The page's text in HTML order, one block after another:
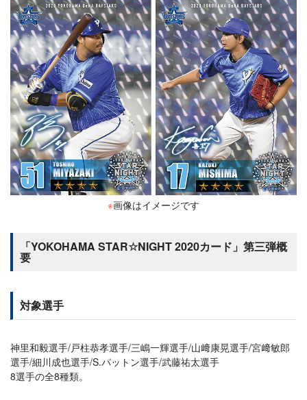
※画像はイメージです
「YOKOHAMA STAR☆NIGHT 2020カード」第三弾概
要
対象選手
神里和毅選手/戸柱恭孝選手/三嶋一輝選手/山﨑康晃選手/宮﨑敏郎
選手/細川成也選手/S.パットン選手/武藤祐太選手
8選手の全8種類。